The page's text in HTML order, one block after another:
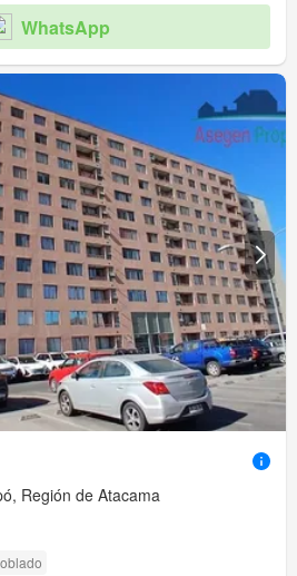
WhatsApp
Región de Atacama